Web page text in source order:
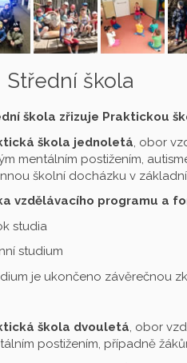
Střední škola
škola zřizuje Praktickou
škola jednoletá, obor
mentálním postižením,
školní docházku v
vzdělávacího programu a
studia
studium
je ukončeno závěrečnou
škola dvouletá, obor
postižením, případně